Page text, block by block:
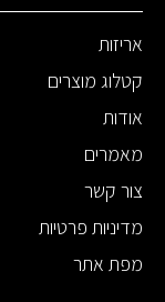
אריזות
קטלוג מוצרים
אודות
מאמרים
צור קשר
מדיניות פרטיות
מפת אתר